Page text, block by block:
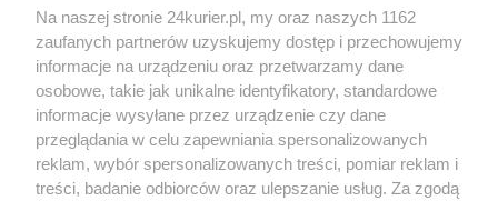
Zapamiętać?
Zaloguj
Na naszej stronie 24kurier.pl, my oraz naszych 1162
zaufanych partnerów uzyskujemy dostęp i przechowujemy
informacje na urządzeniu oraz przetwarzamy dane
osobowe, takie jak unikalne identyfikatory, standardowe
informacje wysyłane przez urządzenie czy dane
przeglądania w celu zapewniania spersonalizowanych
reklam, wybór spersonalizowanych treści, pomiar reklam i
treści, badanie odbiorców oraz ulepszanie usług. Za zgodą